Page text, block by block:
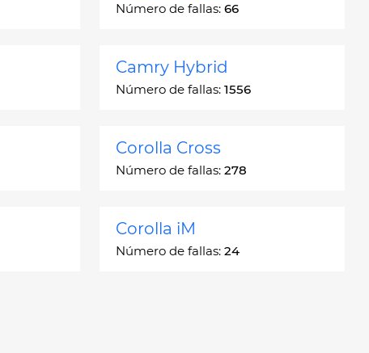
Número de fallas: 66
Camry Hybrid
Número de fallas: 1556
Corolla Cross
Número de fallas: 278
Corolla iM
Número de fallas: 24